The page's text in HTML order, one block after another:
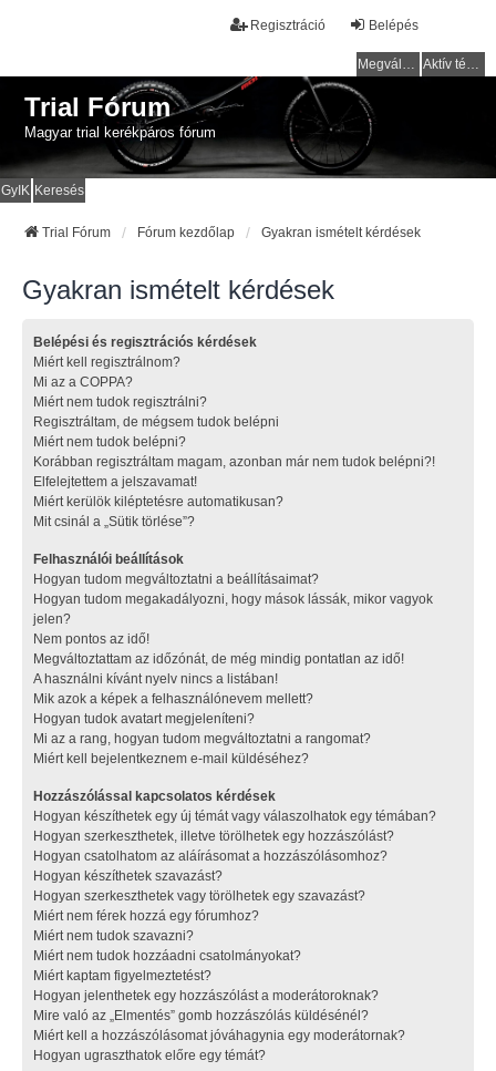
Belépés
Regisztráció
Megválaszolatlan témák Aktív témák
Trial Fórum
Magyar trial kerékpáros fórum
GyIK Keresés
Trial Fórum Fórum kezdőlap Gyakran ismételt kérdések
Gyakran ismételt kérdések
Belépési és regisztrációs kérdések
Miért kell regisztrálnom?
Mi az a COPPA?
Miért nem tudok regisztrálni?
Regisztráltam, de mégsem tudok belépni
Miért nem tudok belépni?
Korábban regisztráltam magam, azonban már nem tudok belépni?!
Elfelejtettem a jelszavamat!
Miért kerülök kiléptetésre automatikusan?
Mit csinál a „Sütik törlése”?
Felhasználói beállítások
Hogyan tudom megváltoztatni a beállításaimat?
Hogyan tudom megakadályozni, hogy mások lássák, mikor vagyok
jelen?
Nem pontos az idő!
Megváltoztattam az időzónát, de még mindig pontatlan az idő!
A használni kívánt nyelv nincs a listában!
Mik azok a képek a felhasználónevem mellett?
Hogyan tudok avatart megjeleníteni?
Mi az a rang, hogyan tudom megváltoztatni a rangomat?
Miért kell bejelentkeznem e-mail küldéséhez?
Hozzászólással kapcsolatos kérdések
Hogyan készíthetek egy új témát vagy válaszolhatok egy témában?
Hogyan szerkeszthetek, illetve törölhetek egy hozzászólást?
Hogyan csatolhatom az aláírásomat a hozzászólásomhoz?
Hogyan készíthetek szavazást?
Hogyan szerkeszthetek vagy törölhetek egy szavazást?
Miért nem férek hozzá egy fórumhoz?
Miért nem tudok szavazni?
Miért nem tudok hozzáadni csatolmányokat?
Miért kaptam figyelmeztetést?
Hogyan jelenthetek egy hozzászólást a moderátoroknak?
Mire való az „Elmentés” gomb hozzászólás küldésénél?
Miért kell a hozzászólásomat jóváhagynia egy moderátornak?
Hogyan ugraszthatok előre egy témát?